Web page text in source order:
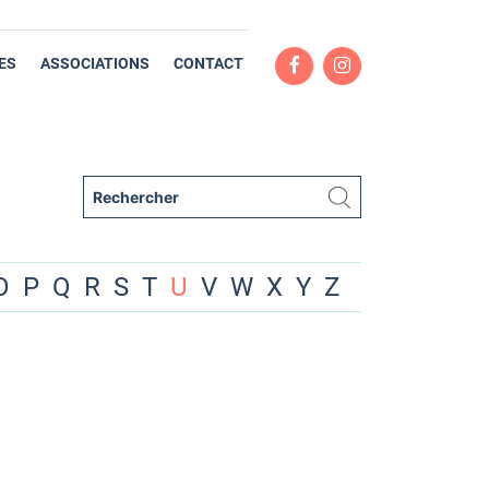
ASSOCIATIONS CONTACT
P Q R S T U V W X Y Z